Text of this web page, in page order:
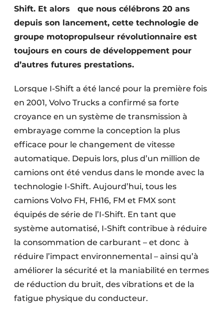
Contrôle d’accès
Éclairage
Fondations
Géotextiles
Infrastructures souterraines et égouttage
Protection solaire
Rénovation
Sécurité incendie
Software
Techniques ferroviaires
Travaux ferroviaires
Shift. Et alors que nous célébrons 20 ans
depuis son lancement, cette technologie de
groupe motopropulseur révolutionnaire est
toujours en cours de développement pour
d’autres futures prestations.
Lorsque I-Shift a été lancé pour la première fois
en 2001, Volvo Trucks a confirmé sa forte
croyance en un système de transmission à
embrayage comme la conception la plus
efficace pour le changement de vitesse
automatique. Depuis lors, plus d’un million de
camions ont été vendus dans le monde avec la
technologie I-Shift. Aujourd’hui, tous les
camions Volvo FH, FH16, FM et FMX sont
équipés de série de l’I-Shift. En tant que
système automatisé, I-Shift contribue à réduire
la consommation de carburant – et donc à
réduire l’impact environnemental – ainsi qu’à
améliorer la sécurité et la maniabilité en termes
de réduction du bruit, des vibrations et de la
fatigue physique du conducteur.